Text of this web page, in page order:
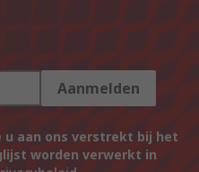
Aanmelden
u aan ons verstrekt bij het
worden verwerkt in